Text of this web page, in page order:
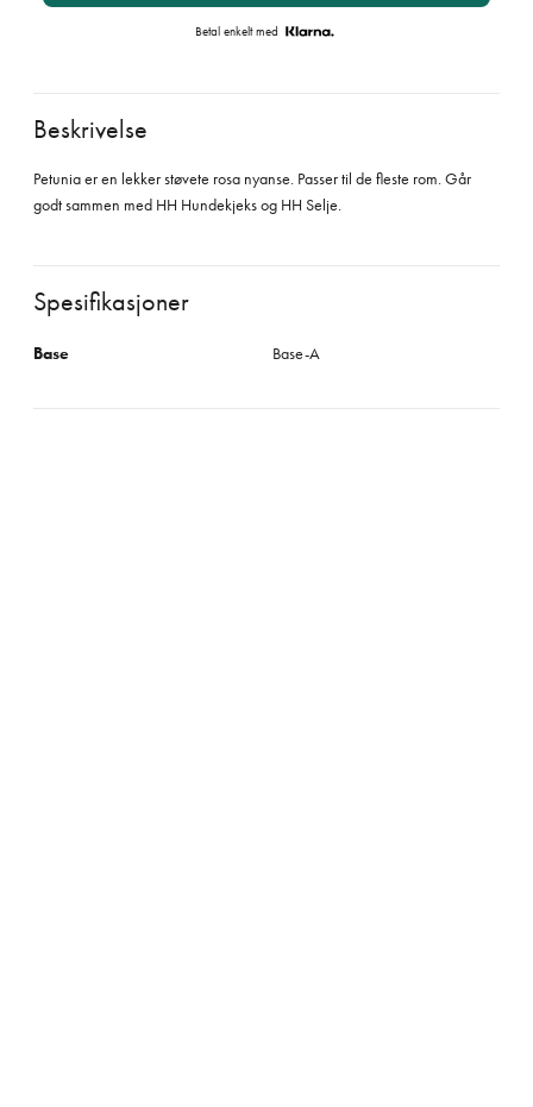
Betal enkelt med
Beskrivelse
Petunia er en lekker støvete rosa nyanse. Passer til de fleste rom. Går
godt sammen med HH Hundekjeks og HH Selje.
Spesifikasjoner
Base Base-A